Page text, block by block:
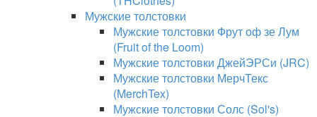
Мужские толстовки
Мужские толстовки Фрут оф зе Лум
(Fruit of the Loom)
Мужские толстовки ДжейЭРСи (JRC)
Мужские толстовки МерчТекс
(MerchTex)
Мужские толстовки Солс (Sol's)